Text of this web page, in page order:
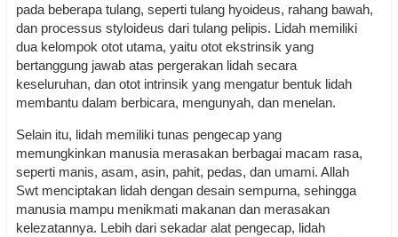
pada beberapa tulang, seperti tulang hyoideus, rahang bawah,
dan processus styloideus dari tulang pelipis. Lidah memiliki
dua kelompok otot utama, yaitu otot ekstrinsik yang
bertanggung jawab atas pergerakan lidah secara
keseluruhan, dan otot intrinsik yang mengatur bentuk lidah
membantu dalam berbicara, mengunyah, dan menelan.
Selain itu, lidah memiliki tunas pengecap yang
memungkinkan manusia merasakan berbagai macam rasa,
seperti manis, asam, asin, pahit, pedas, dan umami. Allah
Swt menciptakan lidah dengan desain sempurna, sehingga
manusia mampu menikmati makanan dan merasakan
kelezatannya. Lebih dari sekadar alat pengecap, lidah